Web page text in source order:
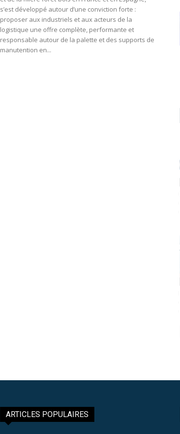
s’est développé autour d’une conviction forte :
proposer aux industriels et aux acteurs de la
logistique une offre complète, performante et
responsable autour de la palette et des supports de
manutention en...
ARTICLES POPULAIRES